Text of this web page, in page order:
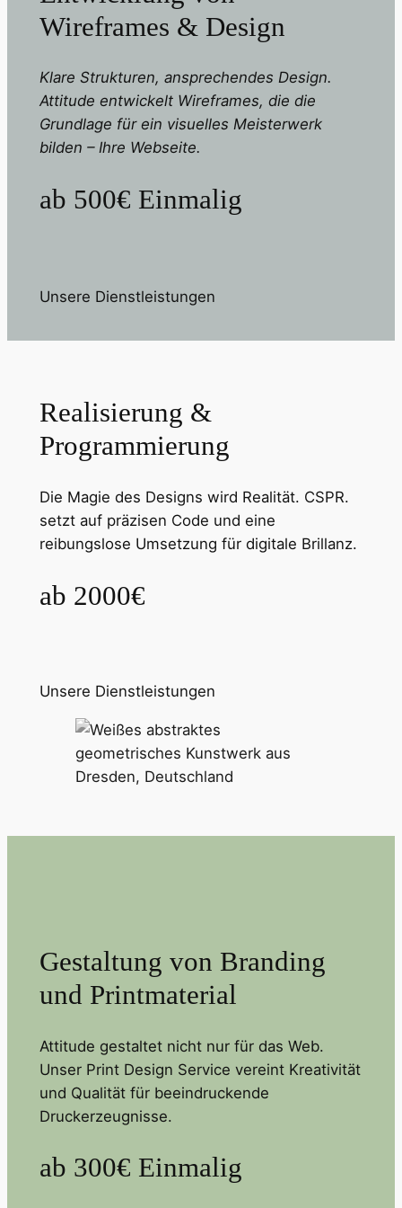
Wireframes & Design
Klare Strukturen, ansprechendes Design.
Attitude entwickelt Wireframes, die die
Grundlage für ein visuelles Meisterwerk
bilden – Ihre Webseite.
ab 500€ Einmalig
Unsere Dienstleistungen
Realisierung &
Programmierung
Die Magie des Designs wird Realität. CSPR.
setzt auf präzisen Code und eine
reibungslose Umsetzung für digitale Brillanz.
ab 2000€
Unsere Dienstleistungen
Gestaltung von Branding
und Printmaterial
Attitude gestaltet nicht nur für das Web.
Unser Print Design Service vereint Kreativität
und Qualität für beeindruckende
Druckerzeugnisse.
ab 300€ Einmalig